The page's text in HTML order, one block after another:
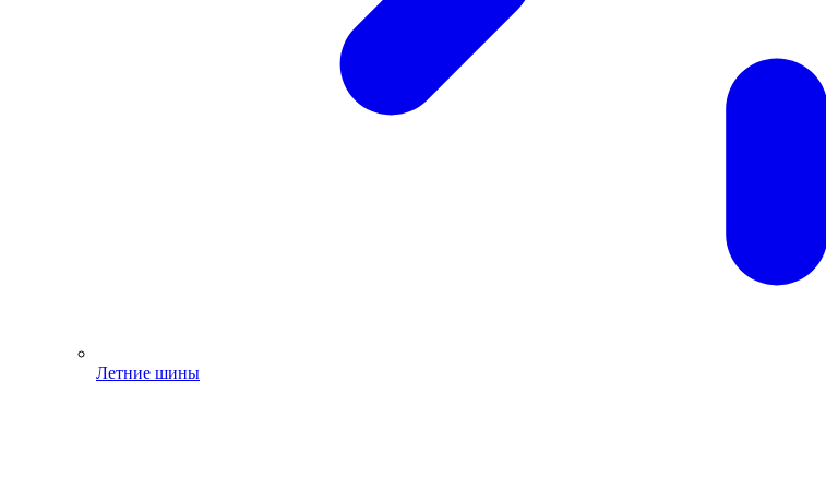
Летние шины